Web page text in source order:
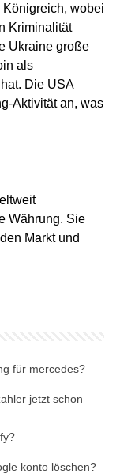
wobei
Kriminalität
Ukraine große
als
Die USA
Aktivität an, was
Währung. Sie
Markt und
für mercedes?
jetzt schon
konto löschen?